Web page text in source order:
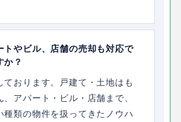
トやビル、店舗の売却も対応で
か？
ております。戸建て・土地はも
、アパート・ビル・店舗まで、
種類の物件を扱ってきたノウハ